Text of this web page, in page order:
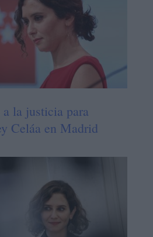
la justicia para
Celáa en Madrid